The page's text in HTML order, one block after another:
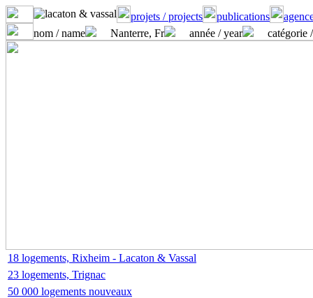
projets / projects publications
nom / name
Nanterre, Fr année / year catégorie
18 logements, Rixheim - Lacaton & Vassal
23 logements, Trignac
50 000 logements nouveaux